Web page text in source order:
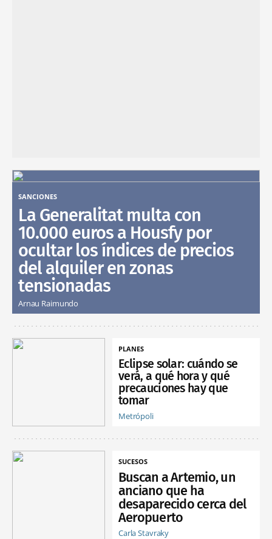
SANCIONES
La Generalitat multa con
10.000 euros a Housfy por
ocultar los índices de precios
del alquiler en zonas
tensionadas
Arnau Raimundo
PLANES
Eclipse solar: cuándo se
verá, a qué hora y qué
precauciones hay que
tomar
Metrópoli
SUCESOS
Buscan a Artemio, un
anciano que ha
desaparecido cerca del
Aeropuerto
Carla Stavraky